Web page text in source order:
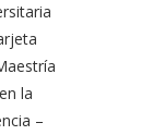
en la
–